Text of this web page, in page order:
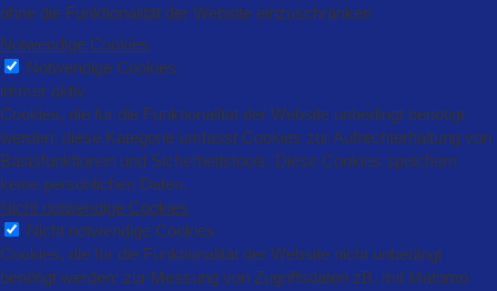
ohne die Funktionalität der Website einzuschränken
Notwendige Cookies
Notwendige Cookies
immer aktiv
Cookies, die für die Funktionalität der Website unbedingt benötigt
werden: diese Kategorie umfasst Cookies zur Aufrechterhaltung von
Basisfunktionen und Sicherheitstools. Diese Cookies speichern
keine persönlichen Daten.
Nicht notwendige Cookies
Nicht notwendige Cookies
Cookies, die für die Funktionalität der Website nicht unbedingt
benötigt werden: zur Messung von Zugriffsdaten zB. mit Matomo